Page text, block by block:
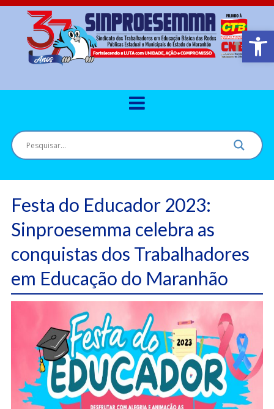
Barra de
Festa do Educador 2023:
Sinproesemma celebra as
conquistas dos Trabalhadores
em Educação do Maranhão